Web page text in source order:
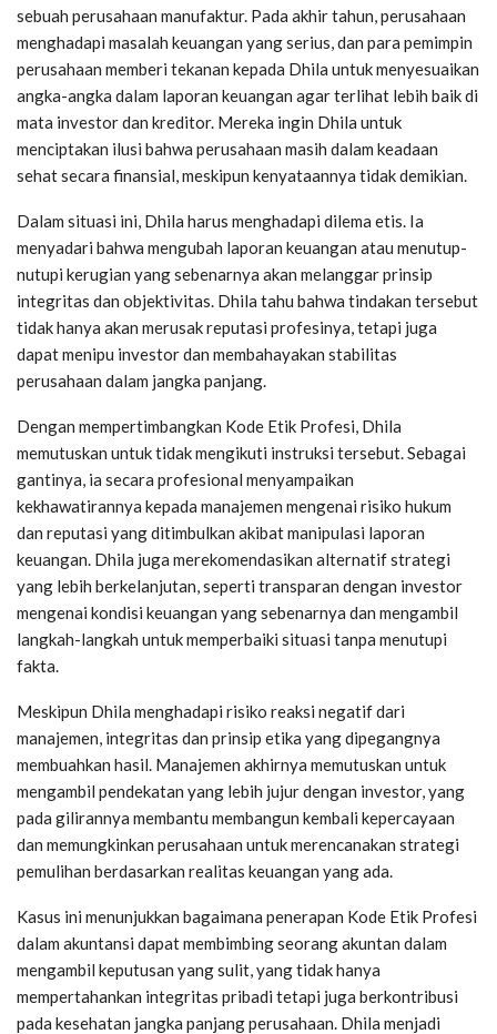
sebuah perusahaan manufaktur. Pada akhir tahun, perusahaan
menghadapi masalah keuangan yang serius, dan para pemimpin
perusahaan memberi tekanan kepada Dhila untuk menyesuaikan
angka-angka dalam laporan keuangan agar terlihat lebih baik di
mata investor dan kreditor. Mereka ingin Dhila untuk
menciptakan ilusi bahwa perusahaan masih dalam keadaan
sehat secara finansial, meskipun kenyataannya tidak demikian.
Dalam situasi ini, Dhila harus menghadapi dilema etis. Ia
menyadari bahwa mengubah laporan keuangan atau menutup-
nutupi kerugian yang sebenarnya akan melanggar prinsip
integritas dan objektivitas. Dhila tahu bahwa tindakan tersebut
tidak hanya akan merusak reputasi profesinya, tetapi juga
dapat menipu investor dan membahayakan stabilitas
perusahaan dalam jangka panjang.
Dengan mempertimbangkan Kode Etik Profesi, Dhila
memutuskan untuk tidak mengikuti instruksi tersebut. Sebagai
gantinya, ia secara profesional menyampaikan
kekhawatirannya kepada manajemen mengenai risiko hukum
dan reputasi yang ditimbulkan akibat manipulasi laporan
keuangan. Dhila juga merekomendasikan alternatif strategi
yang lebih berkelanjutan, seperti transparan dengan investor
mengenai kondisi keuangan yang sebenarnya dan mengambil
langkah-langkah untuk memperbaiki situasi tanpa menutupi
fakta.
Meskipun Dhila menghadapi risiko reaksi negatif dari
manajemen, integritas dan prinsip etika yang dipegangnya
membuahkan hasil. Manajemen akhirnya memutuskan untuk
mengambil pendekatan yang lebih jujur dengan investor, yang
pada gilirannya membantu membangun kembali kepercayaan
dan memungkinkan perusahaan untuk merencanakan strategi
pemulihan berdasarkan realitas keuangan yang ada.
Kasus ini menunjukkan bagaimana penerapan Kode Etik Profesi
dalam akuntansi dapat membimbing seorang akuntan dalam
mengambil keputusan yang sulit, yang tidak hanya
mempertahankan integritas pribadi tetapi juga berkontribusi
pada kesehatan jangka panjang perusahaan. Dhila menjadi